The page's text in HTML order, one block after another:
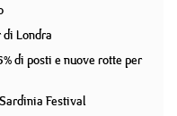
Londra
di posti e nuove rotte per
Festival